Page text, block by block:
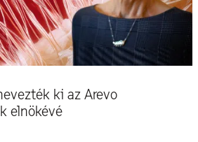
ki az Arevo
elnökévé